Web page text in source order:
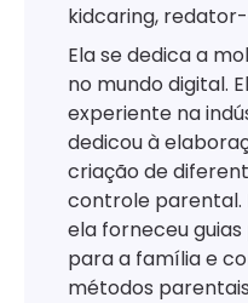
kidcaring,
Ela se dedica a
no mundo digital.
experiente na
dedicou à
criação de
controle parental.
ela forneceu
para a família e
métodos